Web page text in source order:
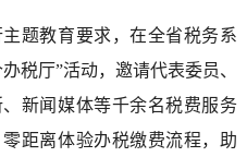
题教育要求，在全省税务系
税厅”活动，邀请代表委员、
新闻媒体等千余名税费服务
距离体验办税缴费流程，助